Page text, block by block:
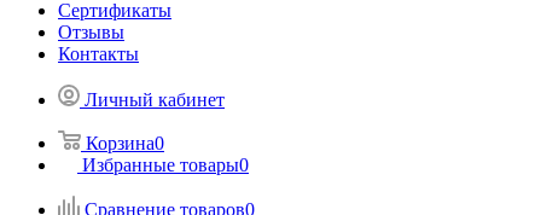
Сертификаты
Отзывы
Контакты
Личный кабинет
Корзина0
Избранные товары0
Сравнение товаров0